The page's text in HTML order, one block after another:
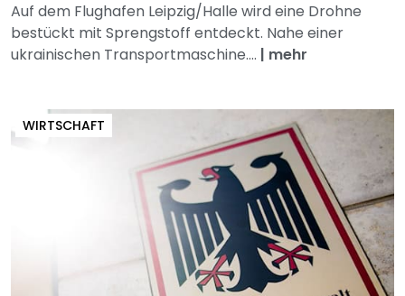
Auf dem Flughafen Leipzig/Halle wird eine Drohne
bestückt mit Sprengstoff entdeckt. Nahe einer
ukrainischen Transportmaschine.... | mehr
WIRTSCHAFT